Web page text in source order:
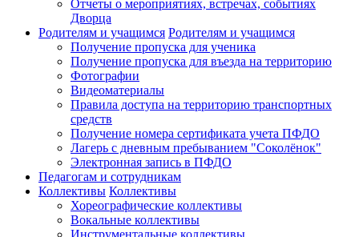
Отчеты о мероприятиях, встречах, событиях
Дворца
Родителям и учащимся Родителям и учащимся
Получение пропуска для ученика
Получение пропуска для въезда на территорию
Фотографии
Видеоматериалы
Правила доступа на территорию транспортных
средств
Получение номера сертификата учета ПФДО
Лагерь с дневным пребыванием "Соколёнок"
Электронная запись в ПФДО
Педагогам и сотрудникам
Коллективы Коллективы
Хореографические коллективы
Вокальные коллективы
Инструментальные коллективы